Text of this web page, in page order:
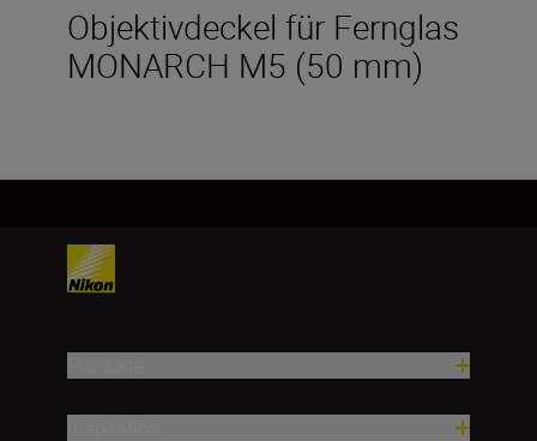
Objektivdeckel für Fernglas
MONARCH M5 (50 mm)